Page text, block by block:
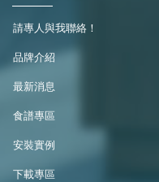
請專人與我聯絡！
品牌介紹
最新消息
食譜專區
安裝實例
下載專區